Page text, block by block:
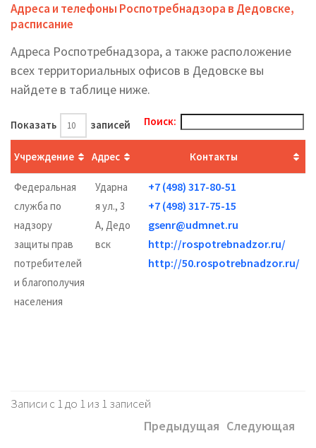
Адреса и телефоны Роспотребнадзора в Дедовске,
расписание
Адреса Роспотребнадзора, а также расположение
всех территориальных офисов в Дедовске вы
найдете в таблице ниже.
Показать записей Поиск:
Учреждение Адрес Контакты
Федеральная
служба по
надзору
защиты прав
потребителей
и благополучия
населения
Ударна
я ул., 3
А, Дедо
вск
+7 (498) 317-80-51
+7 (498) 317-75-15
gsenr@udmnet.ru
http://rospotrebnadzor.ru/
http://50.rospotrebnadzor.ru/
Записи с 1 до 1 из 1 записей
Предыдущая Следующая